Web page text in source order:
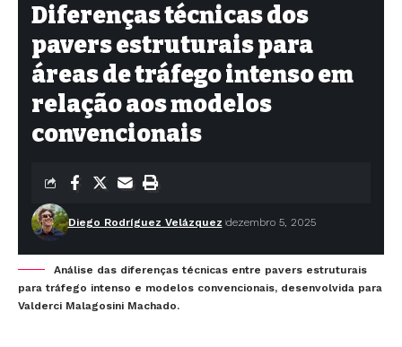
Diferenças técnicas dos
pavers estruturais para
áreas de tráfego intenso em
relação aos modelos
convencionais
Diego Rodríguez Velázquez dezembro 5, 2025
Análise das diferenças técnicas entre pavers estruturais
para tráfego intenso e modelos convencionais, desenvolvida para
Valderci Malagosini Machado.